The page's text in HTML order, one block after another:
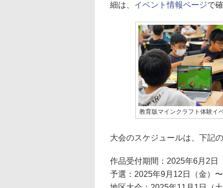
細は、 イベント情報ページで
教育版マインクラフト体験イ
大会のスケジュールは、下記の
作品受付期間：2025年6月2日
予選：2025年9月12日（金）〜